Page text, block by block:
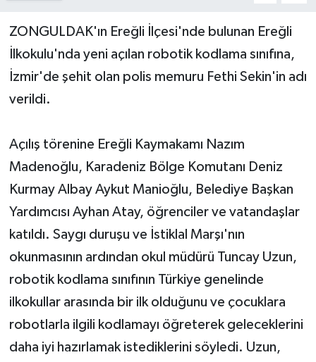
ZONGULDAK'ın Ereğli İlçesi'nde bulunan Ereğli
İlkokulu'nda yeni açılan robotik kodlama sınıfına,
İzmir'de şehit olan polis memuru Fethi Sekin'in adı
verildi.
Açılış törenine Ereğli Kaymakamı Nazım
Madenoğlu, Karadeniz Bölge Komutanı Deniz
Kurmay Albay Aykut Manioğlu, Belediye Başkan
Yardımcısı Ayhan Atay, öğrenciler ve vatandaşlar
katıldı. Saygı duruşu ve İstiklal Marşı'nın
okunmasının ardından okul müdürü Tuncay Uzun,
robotik kodlama sınıfının Türkiye genelinde
ilkokullar arasında bir ilk olduğunu ve çocuklara
robotlarla ilgili kodlamayı öğreterek geleceklerini
daha iyi hazırlamak istediklerini söyledi. Uzun,
Turizm
Yerel Yönetimler
DÜNYA
YEREL